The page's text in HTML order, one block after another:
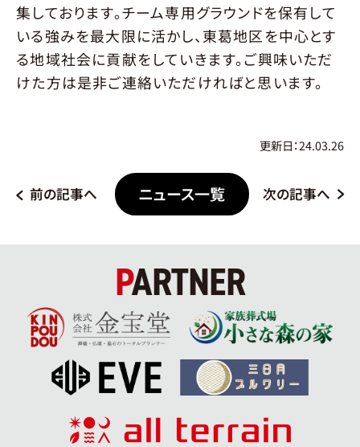
集しております。チーム専用グラウンドを保有して
いる強みを最大限に活かし、東葛地区を中心とす
る地域社会に貢献をしていきます。ご興味いただ
けた方は是非ご連絡いただければと思います。
更新日：24.03.26
前の記事へ ニュース一覧 次の記事へ
PARTNER